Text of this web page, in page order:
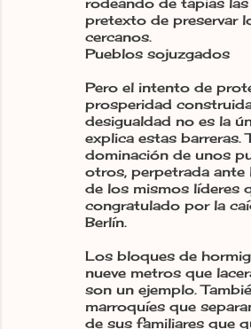
pretexto de preservar
cercanos.
Pueblos sojuzgados
Pero el intento de
prosperidad
desigualdad no es la
explica estas barreras.
dominación de unos
otros, perpetrada ante
de los mismos líderes
congratulado por la
Berlín.
Los bloques de
nueve metros que
son un ejemplo.
marroquíes que
de sus familiares que